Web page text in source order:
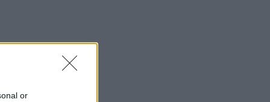
or